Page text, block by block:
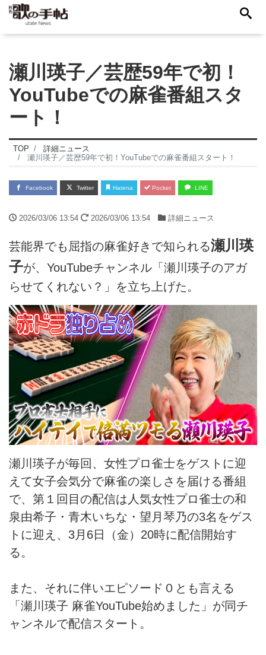
瀬川瑛子／芸歴59年で初！
YouTubeでの麻雀番組スタ
ート！
TOP
詳細ニュース
瀬川瑛子／芸歴59年で初！YouTubeでの麻雀番組スタート！
Facebook Twitter Hatena Pocket LINE
2026/03/06 13:54 2026/03/06 13:54 詳細ニュース
芸能界でも屈指の麻雀好きで知られる瀬川瑛
子が、YouTubeチャンネル「瀬川瑛子のアガ
らせてくれない？」を立ち上げた。
瀬川瑛子が毎回、女性プロ雀士をゲストに迎
えて女子会気分で麻雀の楽しさを届ける番組
で、第１回目の配信は人気女性プロ雀士の和
泉由希子・青木いちな・望月琴乃の3名をゲス
トに迎え、3月6日（金）20時に配信開始す
る。
また、それに伴いエピソード０とも言える
「瀬川瑛子 麻雀YouTube始めました」が同チ
ャンネルで配信スタート。